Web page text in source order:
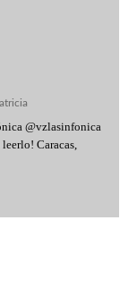
@vzlasinfonica
Caracas,